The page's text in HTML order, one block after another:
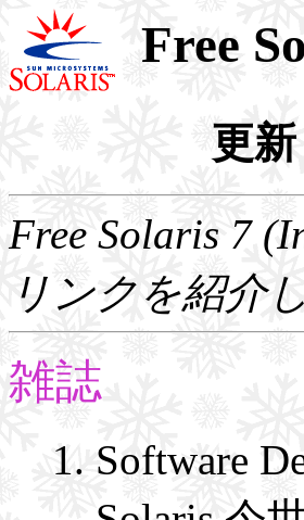
Free
更
Free Solaris 7
リンクを紹介
雑誌
Software